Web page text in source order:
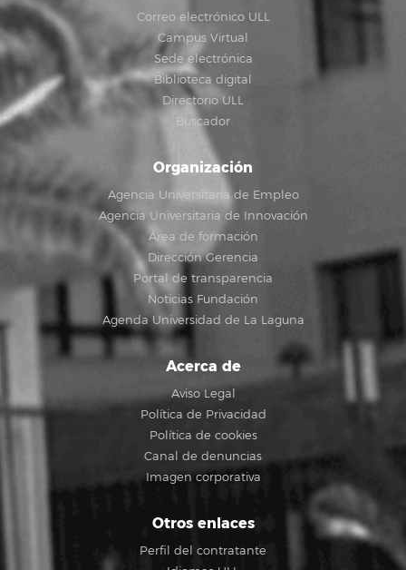
Correo electrónico ULL
Campus Virtual
Sede electrónica
Biblioteca digital
Directorio ULL
Buscador
Organización
Agencia Universitaria de Empleo
Agencia Universitaria de Innovación
Área de formación
Dirección Gerencia
Portal de transparencia
Noticias Fundación
Agenda Universidad de La Laguna
Acerca de
Aviso Legal
Política de Privacidad
Política de cookies
Canal de denuncias
Imagen corporativa
Otros enlaces
Perfil del contratante